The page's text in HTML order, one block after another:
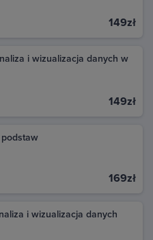
149zł
i wizualizacja danych w
149zł
169zł
i wizualizacja danych